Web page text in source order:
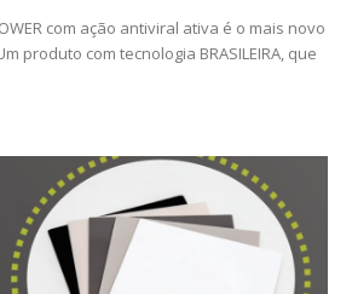
com ação antiviral ativa é o mais novo
produto com tecnologia BRASILEIRA, que